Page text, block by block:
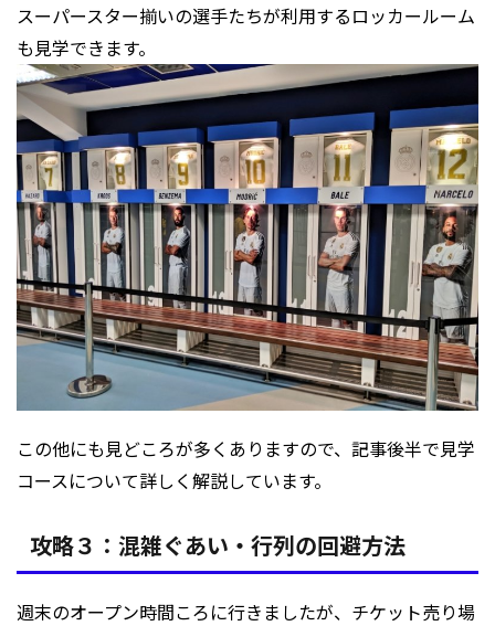
スーパースター揃いの選手たちが利用するロッカールーム
も見学できます。
この他にも見どころが多くありますので、記事後半で見学
コースについて詳しく解説しています。
攻略３：混雑ぐあい・行列の回避方法
週末のオープン時間ころに行きましたが、チケット売り場